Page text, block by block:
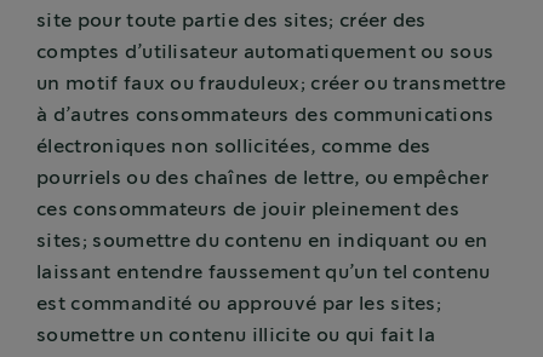
site pour toute partie des sites; créer des
comptes d’utilisateur automatiquement ou sous
un motif faux ou frauduleux; créer ou transmettre
à d’autres consommateurs des communications
électroniques non sollicitées, comme des
pourriels ou des chaînes de lettre, ou empêcher
ces consommateurs de jouir pleinement des
sites; soumettre du contenu en indiquant ou en
laissant entendre faussement qu’un tel contenu
est commandité ou approuvé par les sites;
soumettre un contenu illicite ou qui fait la